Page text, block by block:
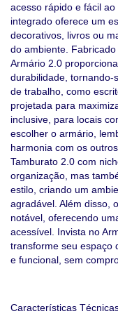
acesso rápido e fácil
integrado oferece um
decorativos, livros ou
do ambiente.
Armário 2.0
durabilidade, tornando-
de trabalho, como
projetada para
inclusive, para locais
escolher o armário,
harmonia com os
Tamburato 2.0 com
organização, mas
estilo, criando um
agradável. Além disso,
notável, oferecendo
acessível. Invista no
transforme seu espaço
e funcional, sem
Características